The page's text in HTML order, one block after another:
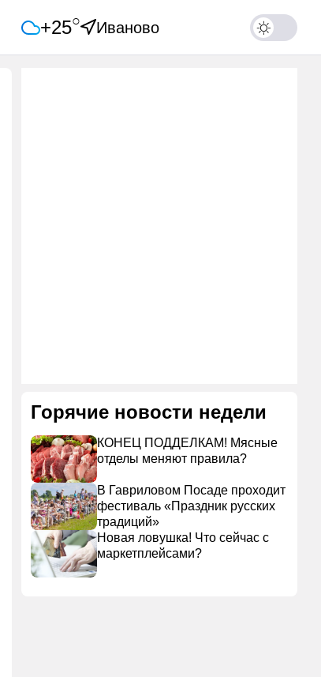
+25○ Иваново
Горячие новости недели
КОНЕЦ ПОДДЕЛКАМ! Мясные
отделы меняют правила?
В Гавриловом Посаде проходит
фестиваль «Праздник русских
традиций»
Новая ловушка! Что сейчас с
маркетплейсами?